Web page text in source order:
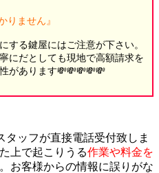
りません』
する鍵屋にはご注意が下さい。
にだとしても現地で高額請求を
があります💸💸💸💸💸
タッフが直接電話受付致しま
上で起こりうる作業や料金を
。お客様からの情報に誤りがな